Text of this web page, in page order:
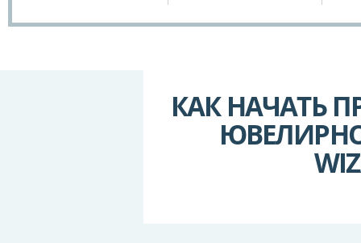
КАК НАЧАТЬ